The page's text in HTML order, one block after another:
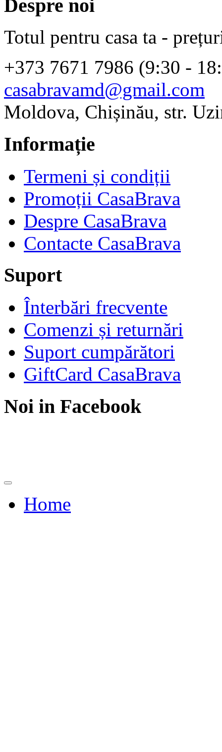
Despre noi
Totul pentru casa ta -
+373 7671 7986 (9:30 -
casabravamd@gmail.com
Moldova, Chișinău, str.
Informație
Termeni și condiții
Promoții CasaBrava
Despre CasaBrava
Contacte CasaBrava
Suport
Înterbări frecvente
Comenzi și returnări
Suport cumpărători
GiftCard CasaBrava
Noi in Facebook
Home